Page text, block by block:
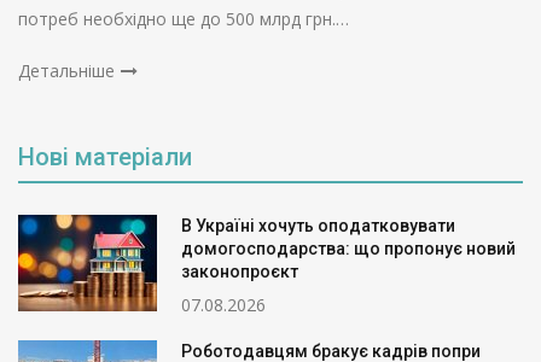
потреб необхідно ще до 500 млрд грн.…
Детальніше
Нові матеріали
В Україні хочуть оподатковувати
домогосподарства: що пропонує новий
законопроєкт
07.08.2026
Роботодавцям бракує кадрів попри